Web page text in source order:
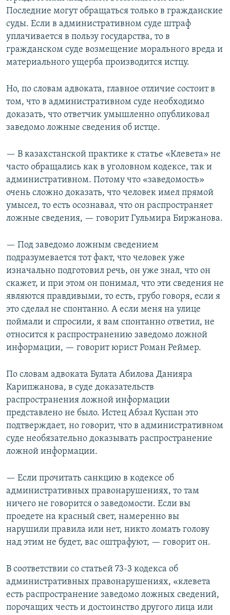
Последние могут обращаться только в гражданские
суды. Если в административном суде штраф
уплачивается в пользу государства, то в
гражданском суде возмещение морального вреда и
материального ущерба производится истцу.
Но, по словам адвоката, главное отличие состоит в
том, что в административном суде необходимо
доказать, что ответчик умышленно опубликовал
заведомо ложные сведения об истце.
— В казахстанской практике к статье «Клевета» не
часто обращались как в уголовном кодексе, так и
административном. Потому что «заведомость»
очень сложно доказать, что человек имел прямой
умысел, то есть осознавал, что он распространяет
ложные сведения, — говорит Гульмира Биржанова.
— Под заведомо ложным сведением
подразумевается тот факт, что человек уже
изначально подготовил речь, он уже знал, что он
скажет, и при этом он понимал, что эти сведения не
являются правдивыми, то есть, грубо говоря, если я
это сделал не спонтанно. А если меня на улице
поймали и спросили, я вам спонтанно ответил, не
относится к распространению заведомо ложной
информации, — говорит юрист Роман Реймер.
По словам адвоката Булата Абилова Данияра
Карипжанова, в суде доказательств
распространения ложной информации
представлено не было. Истец Абзал Куспан это
подтверждает, но говорит, что в административном
суде необязательно доказывать распространение
ложной информации.
— Если прочитать санкцию в кодексе об
административных правонарушениях, то там
ничего не говорится о заведомости. Если вы
проедете на красный свет, намеренно вы
нарушили правила или нет, никто ломать голову
над этим не будет, вас оштрафуют, — говорит он.
В соответствии со статьей 73-3 кодекса об
административных правонарушениях, «клевета
есть распространение заведомо ложных сведений,
порочащих честь и достоинство другого лица или